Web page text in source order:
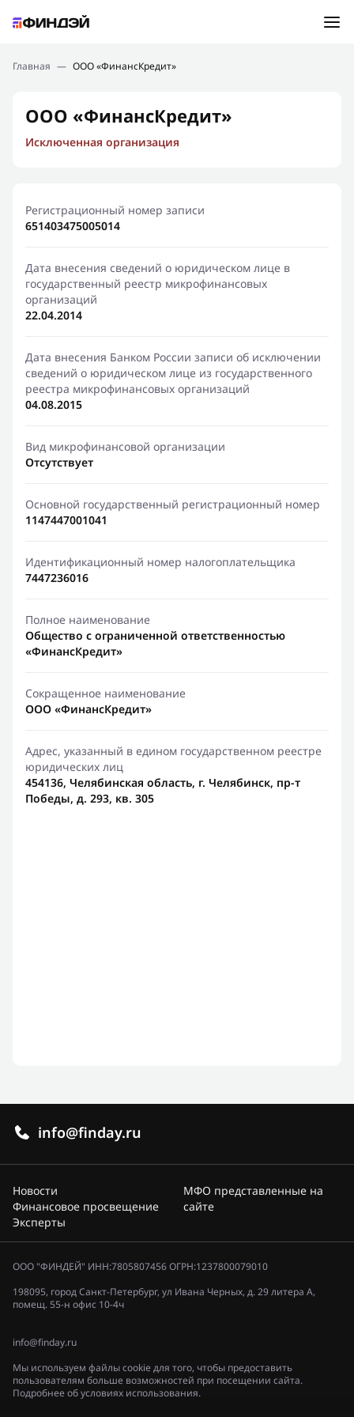
Подбор займа
Новости
Финансовое просвещение
Главная — ООО «ФинансКредит»
ООО «ФинансКредит»
Исключенная организация
Регистрационный номер записи
651403475005014
Дата внесения сведений о юридическом лице в
государственный реестр микрофинансовых
организаций
22.04.2014
Дата внесения Банком России записи об исключении
сведений о юридическом лице из государственного
реестра микрофинансовых организаций
04.08.2015
Вид микрофинансовой организации
Отсутствует
Основной государственный регистрационный номер
1147447001041
Идентификационный номер налогоплательщика
7447236016
Полное наименование
Общество с ограниченной ответственностью
«ФинансКредит»
Сокращенное наименование
ООО «ФинансКредит»
Адрес, указанный в едином государственном реестре
юридических лиц
454136, Челябинская область, г. Челябинск, пр-т
Победы, д. 293, кв. 305
info@finday.ru
Новости
Финансовое просвещение
Эксперты
МФО представленные на
сайте
ООО "ФИНДЕЙ" ИНН:7805807456 ОГРН:1237800079010
198095, город Санкт-Петербург, ул Ивана Черных, д. 29 литера А,
помещ. 55-н офис 10-4ч
info@finday.ru
Мы используем файлы cookie для того, чтобы предоставить
пользователям больше возможностей при посещении сайта.
Подробнее об условиях использования.
Ошибка:Контактная форма не найдена.
Спасибо, что написали нам
Мы свяжемся с Вами в ближайшее время и сообщим
результат
Отправить новый запрос